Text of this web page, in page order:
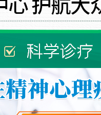
页 医院简介